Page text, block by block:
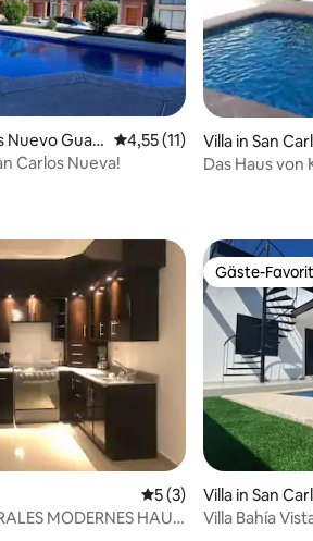
Nuevo Guay
Durchschnittliche
4,55 (11)
Carlos Nueva!
Villa in San
mas
Das Haus
Durchschnittliche
5 (3)
MODERNES HAUS
Gäste-Favorit
Gäste-Favorit
Villa in San
aymas
Villa Bahía